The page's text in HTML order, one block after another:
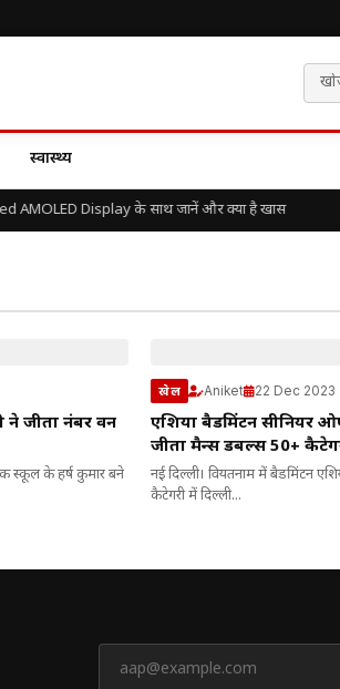
स्वास्थ्य
AMOLED Display के साथ जानें और क्या है खास
जीता नंबर वन
स्कूल के हर्ष कुमार बने
खेल Aniket 22 Dec 2023
एशिया बैडमिंटन सीनियर
जीता मैन्स डबल्स 50+
नई दिल्ली। वियतनाम में बैडमिंटन
कैटेगरी में दिल्ली...